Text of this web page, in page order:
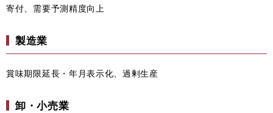
寄付、需要予測精度向上
製造業
賞味期限延長・年月表示化、過剰生産
卸・小売業